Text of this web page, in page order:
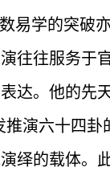
易学的突破
往往服务于
达。他的先
推演六十四
绎的载体。